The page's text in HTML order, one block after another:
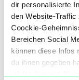
dir personalisierte
den Website-
Coockie-
Bereichen Social
können diese Infos
du ihnen gegeben
sind kein Ersatz
Beratung. Hole
bevor Du
Krankheit
Kr Krämpfe